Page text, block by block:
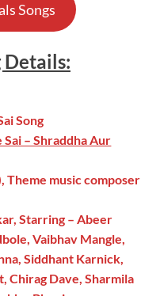
Songs
Details:
Song
Sai – Shraddha Aur
Theme music composer
Starring – Abeer
Vaibhav Mangle,
Siddhant Karnick,
Chirag Dave, Sharmila